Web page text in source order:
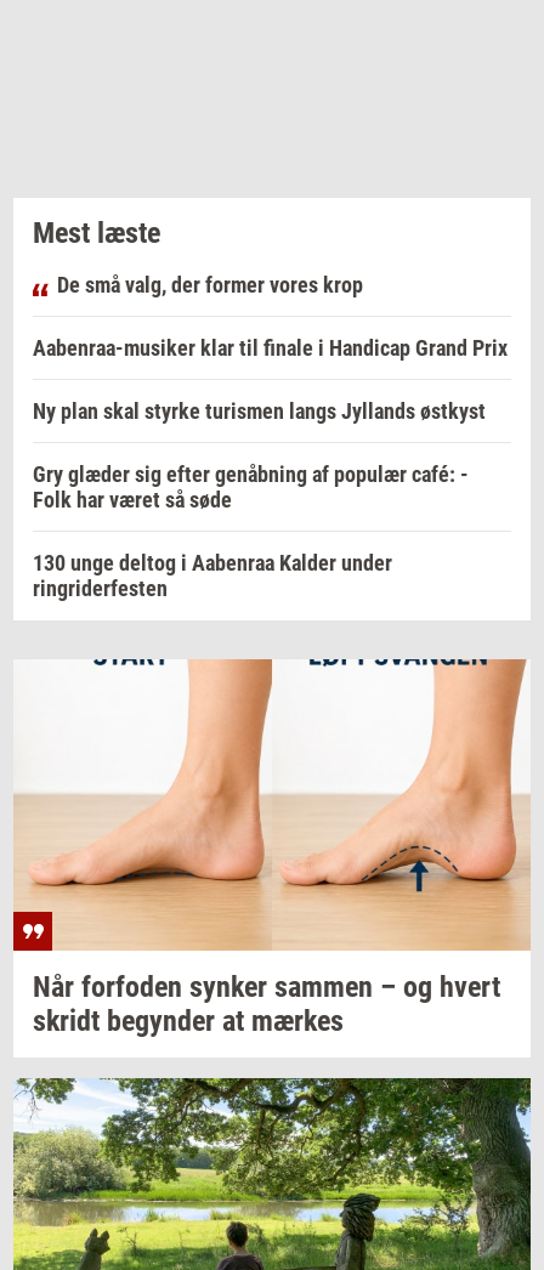
Mest læste
De små valg, der former vores krop
Aabenraa-musiker klar til finale i Handicap Grand Prix
Ny plan skal styrke turismen langs Jyllands østkyst
Gry glæder sig efter genåbning af populær café: -
Folk har været så søde
130 unge deltog i Aabenraa Kalder under
ringriderfesten
Når for­fo­den syn­ker sam­men – og hvert
skridt be­gyn­der at mær­kes